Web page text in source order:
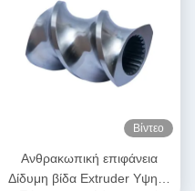
Βίντεο
Ανθρακωπική επιφάνεια
Δίδυμη βίδα Extruder Υψηλή